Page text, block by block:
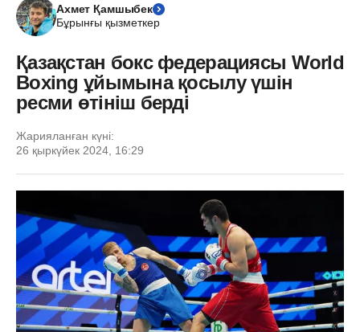
Ахмет Қамшыбек
Бұрынғы қызметкер
Қазақстан бокс федерациясы World
Boxing ұйымына қосылу үшін
ресми өтініш берді
Жарияланған күні:
26 қыркүйек 2024, 16:29